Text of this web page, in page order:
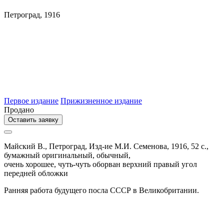
Петроград, 1916
Первое издание Прижизненное издание
Продано
Оставить заявку
Майский В., Петроград, Изд-ие М.И. Семенова, 1916, 52 с.,
бумажный оригинальный, обычный,
очень хорошее, чуть-чуть оборван верхний правый угол
передней обложки
Ранняя работа будущего посла СССР в Великобритании.